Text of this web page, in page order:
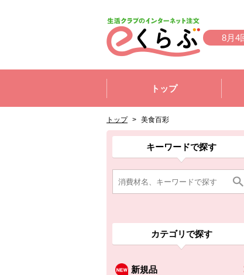
8月4
トップ
トップ > 美食百彩
ここから消費材検索メニューです
キーワードで探す
カテゴリで探す
新規品
消費材検索メニューここまで。
ここから本文です。
ここから組合員向けメニューです
組合員向けメニューここまで。
ここから本文です。